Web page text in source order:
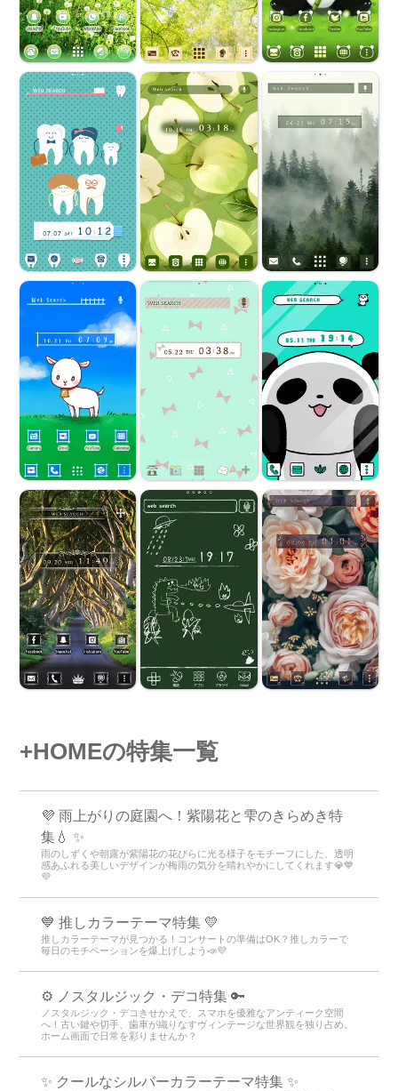
+HOMEの特集一覧
💜 雨上がりの庭園へ！紫陽花と雫のきらめき特
集💧 ✨
雨のしずくや朝露が紫陽花の花びらに光る様子をモチーフにした、透明
感あふれる美しいデザインが梅雨の気分を晴れやかにしてくれます💎💙
💜
💙 推しカラーテーマ特集 💛
推しカラーテーマが見つかる！コンサートの準備はOK？推しカラーで
毎日のモチベーションを爆上げしよう📣💜
⚙️ ノスタルジック・デコ特集 🔑
ノスタルジック・デコきせかえで、スマホを優雅なアンティーク空間
へ！古い鍵や切手、歯車が織りなすヴィンテージな世界観を独り占め。
ホーム画面で日常を彩りませんか？
✨ クールなシルバーカラーテーマ特集 ✨